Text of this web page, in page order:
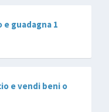
guadagna 1
e vendi beni o